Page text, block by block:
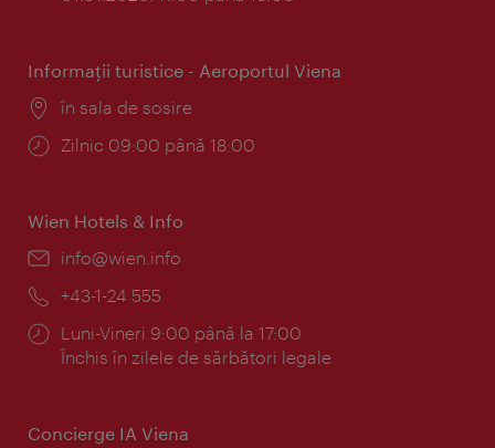
Informaţii turistice - Aeroportul Viena
Locul:
în sala de sosire
Program:
Zilnic 09:00 până 18:00
Wien Hotels & Info
E-
info@wien.info
Telefon:
+43-1-24 555
Program:
Luni-Vineri 9:00 până la 17:00
Închis în zilele de sărbători legale
Concierge IA Viena